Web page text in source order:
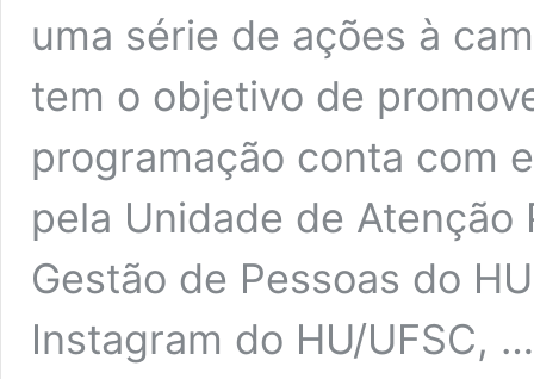
uma série de ações à
tem o objetivo de
programação conta com
pela Unidade de
Gestão de Pessoas do
Instagram do HU/UFSC,